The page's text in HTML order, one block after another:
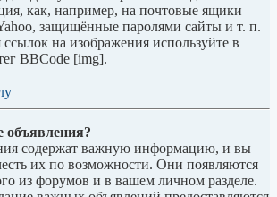
как, например, на почтовые ящики
защищённые паролями сайты и т. п.
ссылок на изображения используйте в
BBCode [img].
объявления?
содержат важную информацию, и вы
их по возможности. Они появляются
из форумов и в вашем личном разделе.